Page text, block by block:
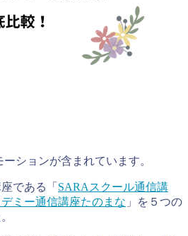
ションが含まれています。
である「 SARAスクール通信講
ミー通信講座たのまな 」を５つの